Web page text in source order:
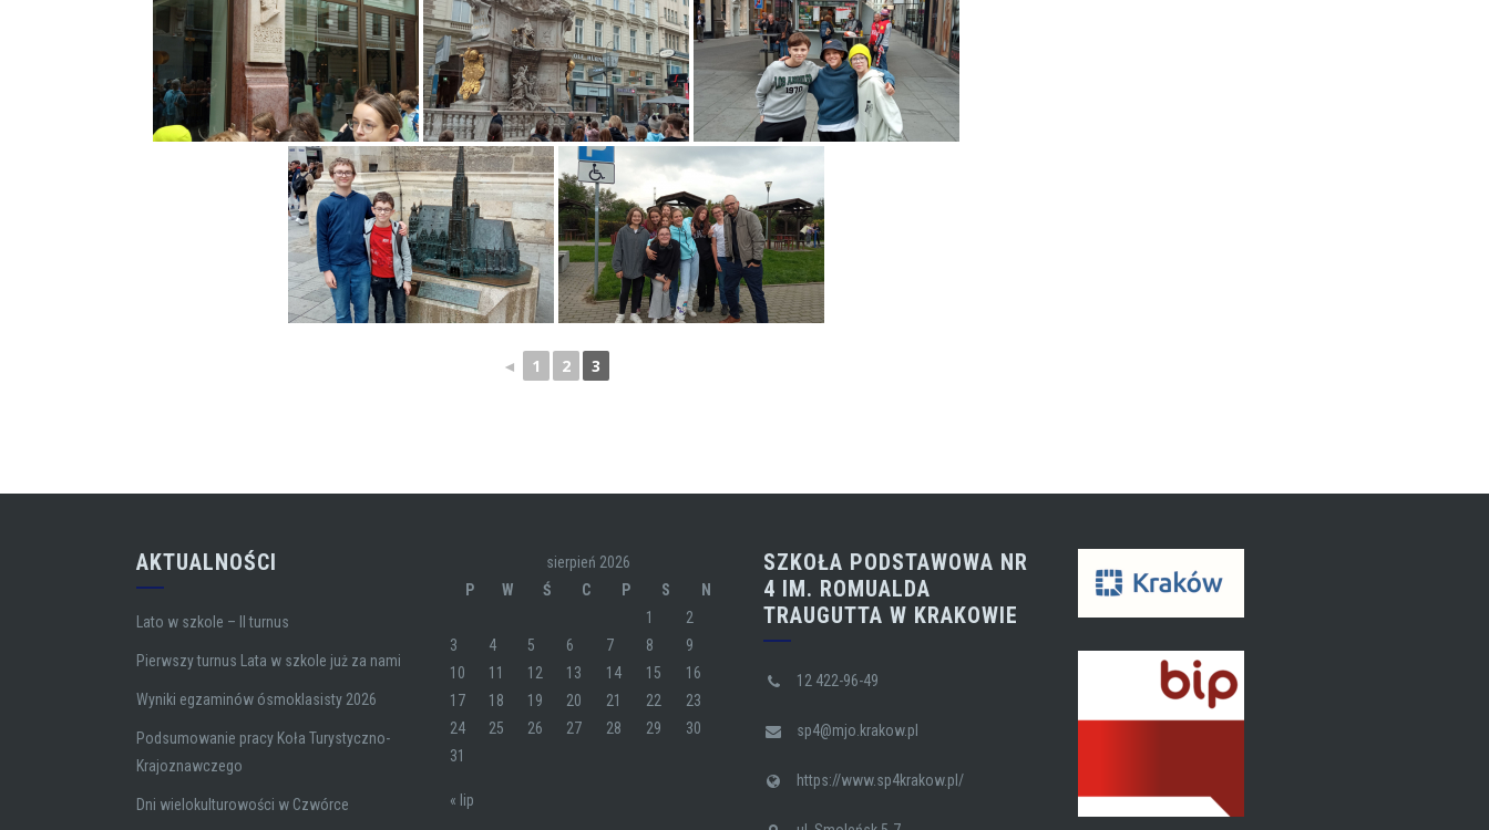
◄ 1 2 3
AKTUALNOŚCI
Lato w szkole – II turnus
Pierwszy turnus Lata w szkole już za nami
Wyniki egzaminów ósmoklasisty 2026
Podsumowanie pracy Koła Turystyczno-
Krajoznawczego
Dni wielokulturowości w Czwórce
sierpień 2026
P
W Ś C P S
N
1
2
3
4 5 6 7 8
9
10
11 12 13 14 15
16
17
18 19 20 21 22
23
24
25 26 27 28 29
30
31
« lip
SZKOŁA PODSTAWOWA NR
4 IM. ROMUALDA
TRAUGUTTA W KRAKOWIE
12 422-96-49
sp4@mjo.krakow.pl
https://www.sp4krakow.pl/